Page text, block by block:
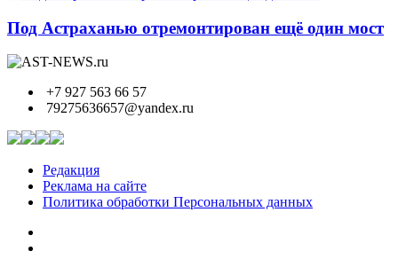
Под Астраханью отремонтирован ещё один мост
+7 927 563 66 57
79275636657@yandex.ru
Редакция
Реклама на сайте
Политика обработки Персональных данных